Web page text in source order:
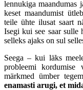
lennukiga maandumas
keset maandumist
teile ühte ilusat saart
Isegi kui see saar sulle
selleks ajaks on sul
Seega – kui läks
probleemi kordumise
märkmed ümber
enamasti arugi, et